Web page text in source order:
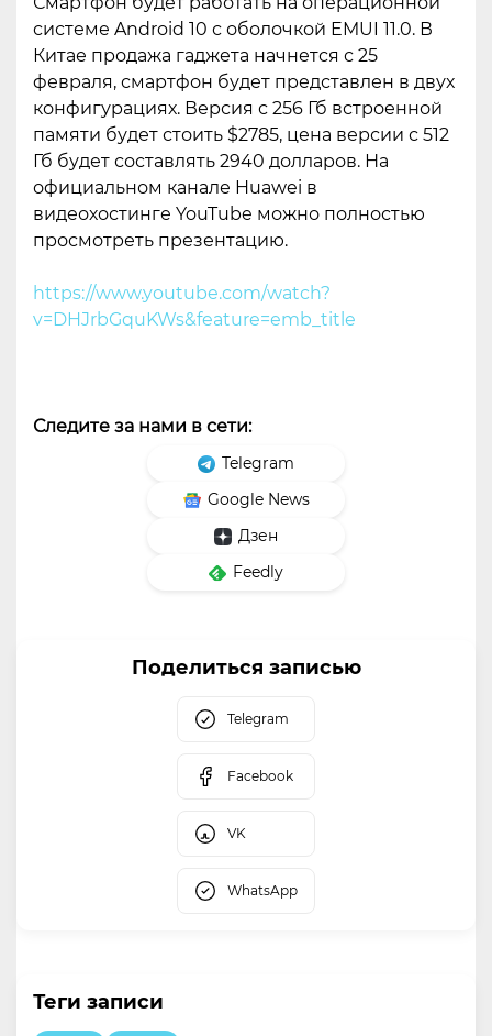
системе Android 10 с оболочкой EMUI 11.0. В
Китае продажа гаджета начнется с 25
февраля, смартфон будет представлен в двух
конфигурациях. Версия с 256 Гб встроенной
памяти будет стоить $2785, цена версии с 512
Гб будет составлять 2940 долларов. На
официальном канале Huawei в
видеохостинге YouTube можно полностью
просмотреть презентацию.
https://www.youtube.com/watch?
v=DHJrbGquKWs&feature=emb_title
Следите за нами в сети:
Telegram
Google News
Дзен
Feedly
Поделиться записью
Telegram
Facebook
VK
WhatsApp
Теги записи